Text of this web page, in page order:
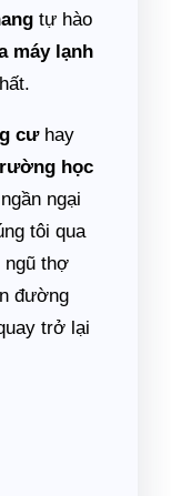
tự hào
máy lạnh
cưhay
học
ngại
tôi qua
ngũ thợ
đường
trở lại